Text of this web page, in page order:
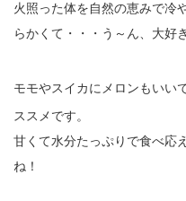
火照った体を自然の恵みで冷
らかくて・・・う～ん、大好
モモやスイカにメロンもいい
ススメです。
甘くて水分たっぷりで食べ応
ね！